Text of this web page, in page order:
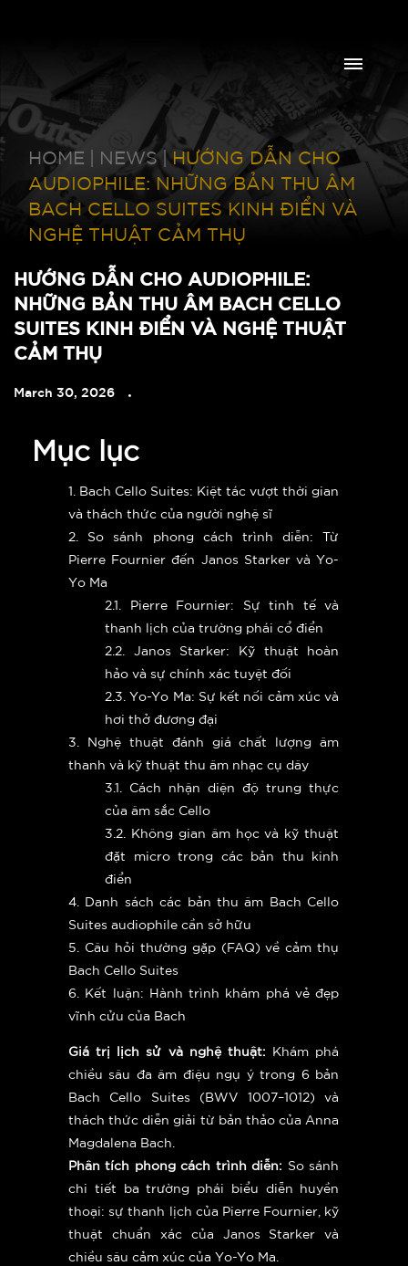
HOME | NEWS |HƯỚNG DẪN CHO
AUDIOPHILE: NHỮNG BẢN THU ÂM
BACH CELLO SUITES KINH ĐIỂN VÀ
NGHỆ THUẬT CẢM THỤ
HƯỚNG DẪN CHO AUDIOPHILE:
NHỮNG BẢN THU ÂM BACH CELLO
SUITES KINH ĐIỂN VÀ NGHỆ THUẬT
CẢM THỤ
March 30, 2026
Mục lục
1. Bach Cello Suites: Kiệt tác vượt thời gian
và thách thức của người nghệ sĩ
2. So sánh phong cách trình diễn: Từ
Pierre Fournier đến Janos Starker và Yo-
Yo Ma
2.1. Pierre Fournier: Sự tinh tế và
thanh lịch của trường phái cổ điển
2.2. Janos Starker: Kỹ thuật hoàn
hảo và sự chính xác tuyệt đối
2.3. Yo-Yo Ma: Sự kết nối cảm xúc và
hơi thở đương đại
3. Nghệ thuật đánh giá chất lượng âm
thanh và kỹ thuật thu âm nhạc cụ dây
3.1. Cách nhận diện độ trung thực
của âm sắc Cello
3.2. Không gian âm học và kỹ thuật
đặt micro trong các bản thu kinh
điển
4. Danh sách các bản thu âm Bach Cello
Suites audiophile cần sở hữu
5. Câu hỏi thường gặp (FAQ) về cảm thụ
Bach Cello Suites
6. Kết luận: Hành trình khám phá vẻ đẹp
vĩnh cửu của Bach
Giá trị lịch sử và nghệ thuật: Khám phá
chiều sâu đa âm điệu ngụ ý trong 6 bản
Bach Cello Suites (BWV 1007–1012) và
thách thức diễn giải từ bản thảo của Anna
Magdalena Bach.
Phân tích phong cách trình diễn: So sánh
chi tiết ba trường phái biểu diễn huyền
thoại: sự thanh lịch của Pierre Fournier, kỹ
thuật chuẩn xác của Janos Starker và
chiều sâu cảm xúc của Yo-Yo Ma.